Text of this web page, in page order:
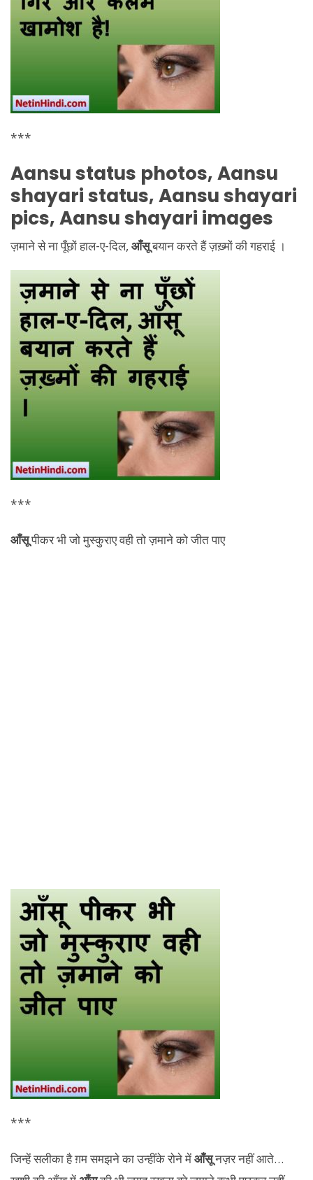
***
Aansu status photos, Aansu
shayari status, Aansu shayari
pics, Aansu shayari images
ज़माने से ना पूँछों हाल-ए-दिल, आँसूबयान करते हैं ज़ख़्मों की गहराई ।
***
आँसूपीकर भी जो मुस्कुराए वही तो ज़माने को जीत पाए
***
जिन्हें सलीका है ग़म समझने का उन्हींके रोने मेंआँसूनज़र नहीं आते…